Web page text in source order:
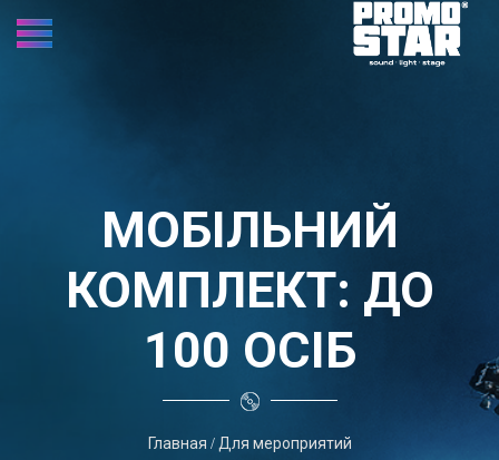
МОБІЛЬНИЙ
КОМПЛЕКТ: ДО
100 ОСІБ
Главная
Для мероприятий